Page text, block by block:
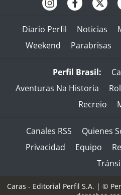
Diario Perfil Noticias
Weekend
Parabrisas
Perfil Brasil:
Aventuras Na Historia
Recreio
Canales RSS Quienes
Privacidad
Equipo
Caras - Editorial Perfil S.A. | ©